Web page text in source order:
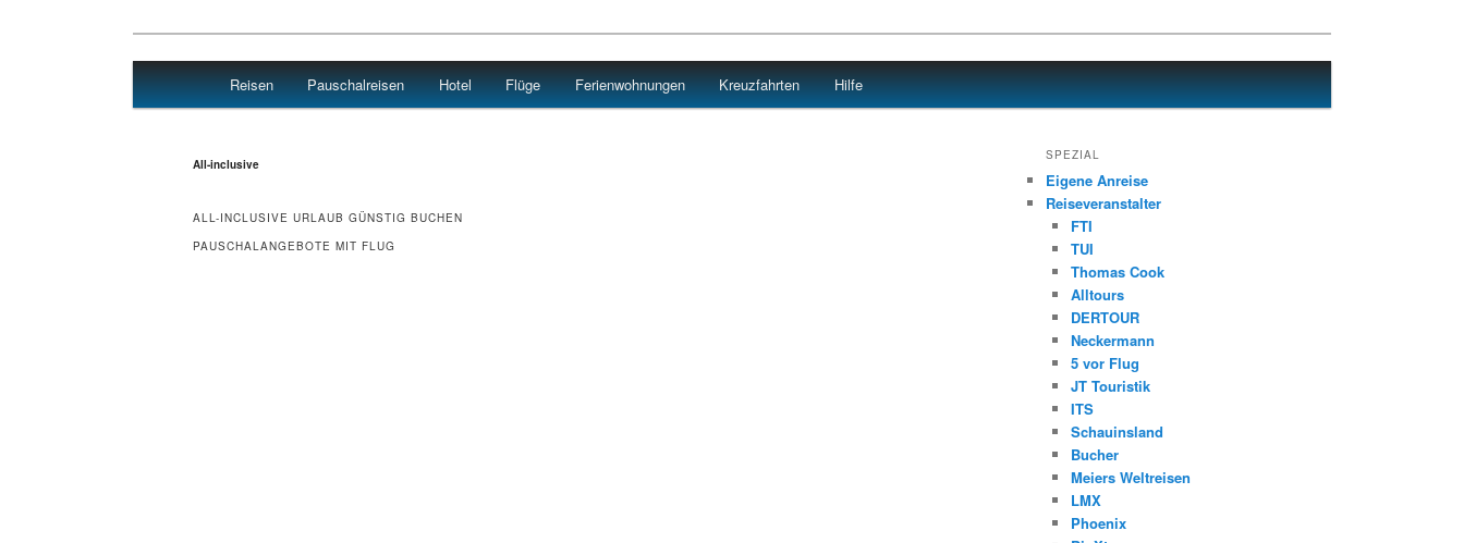
Reisen Hotel Flug
Main menu
Skip to primary content
Skip to secondary content
Reisen Pauschalreisen Hotel Flüge Ferienwohnungen Kreuzfahrten Hilfe
All-inclusive
ALL-INCLUSIVE URLAUB GÜNSTIG BUCHEN
PAUSCHALANGEBOTE MIT FLUG
SPEZIAL
Eigene Anreise
Reiseveranstalter
FTI
TUI
Thomas Cook
Alltours
DERTOUR
Neckermann
5 vor Flug
JT Touristik
ITS
Schauinsland
Bucher
Meiers Weltreisen
LMX
Phoenix